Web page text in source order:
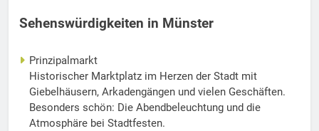
Sehenswürdigkeiten in Münster
Prinzipalmarkt
Historischer Marktplatz im Herzen der Stadt mit
Giebelhäusern, Arkadengängen und vielen Geschäften.
Besonders schön: Die Abendbeleuchtung und die
Atmosphäre bei Stadtfesten.